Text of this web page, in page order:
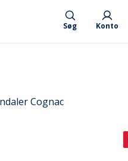
Søg Konto
Cognac